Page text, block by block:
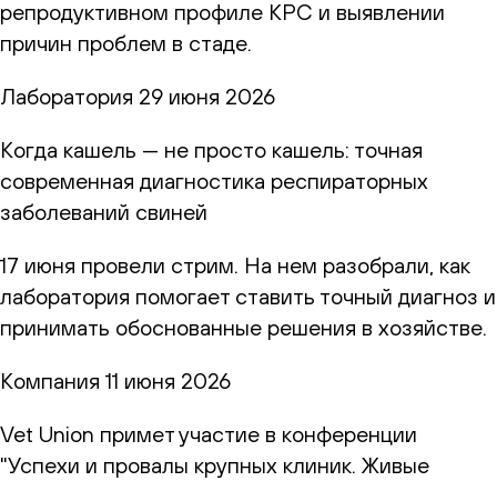
репродуктивном профиле КРС и выявлении
причин проблем в стаде.
Лаборатория 29 июня 2026
Когда кашель — не просто кашель: точная
современная диагностика респираторных
заболеваний свиней
17 июня провели стрим. На нем разобрали, как
лаборатория помогает ставить точный диагноз и
принимать обоснованные решения в хозяйстве.
Компания 11 июня 2026
Vet Union примет участие в конференции
"Успехи и провалы крупных клиник. Живые